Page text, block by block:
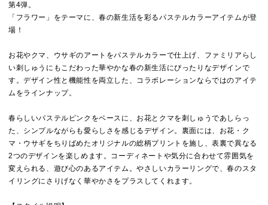
第4弾。
「フラワー」をテーマに、春の新生活を彩るパステルカラーアイテムが登
場！
お花やクマ、ウサギのアートをパステルカラーで仕上げ、ファミリアらし
い刺しゅうにもこだわった華やかな春の新生活にぴったりなデザインで
す。デザイン性と機能性を両立した、コラボレーションならではのアイテ
ムをラインナップ。
春らしいパステルピンクをベースに、お花とクマを刺しゅうであしらっ
た、シンプルながらも愛らしさを感じるデザイン。裏面には、お花・ク
マ・ウサギをちりばめたオリジナルの総柄プリントを施し、表裏で異なる
2つのデザインを楽しめます。コーディネートや気分に合わせて雰囲気を
変えられる、遊び心のあるアイテム。やさしいカラーリングで、春のスタ
イリングにさりげなく華やかさをプラスしてくれます。